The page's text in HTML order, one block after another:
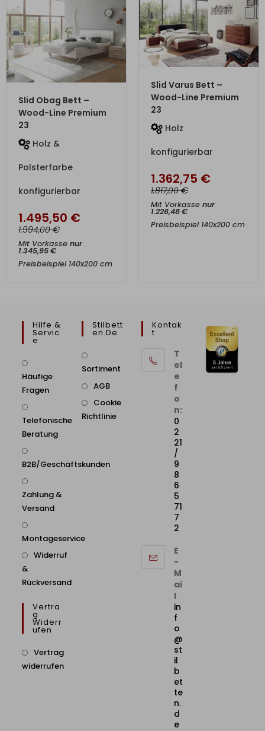
Slid Obag Bett –
Wood-Line Premium
23
Holz &
Polsterfarbe
konfigurierbar
1.495,50 €
1.994,00€
Mit Vorkasse nur
1.345,95€
Preisbeispiel 140x200 cm
Slid Varus Bett –
Wood-Line Premium
23
Holz
konfigurierbar
1.362,75 €
1.817,00€
Mit Vorkasse nur
1.226,48€
Preisbeispiel 140x200 cm
Hilfe &
Servic
E
Häufige
Fragen
Telefonische
Beratung
B2B/Geschäftskunden
Zahlung &
Versand
Montageservice
Widerruf
&
Rückversand
Vertra
G
Widerr
Ufen
Vertrag
widerrufen
Stilbett
En.de
Sortiment
AGB
Cookie
Richtlinie
Kontak
T
T
el
e
f
o
n:
0
2
21
/
9
8
6
5
71
7
2
E
-
M
ai
l
in
f
o
@
st
il
b
et
te
n.
d
e